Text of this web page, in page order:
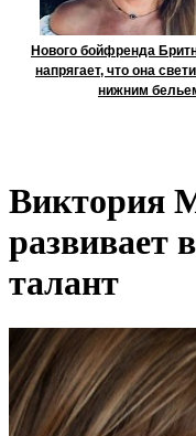
Нового бойфренда
напрягает, что она
нижним
Виктория
развивает
талант